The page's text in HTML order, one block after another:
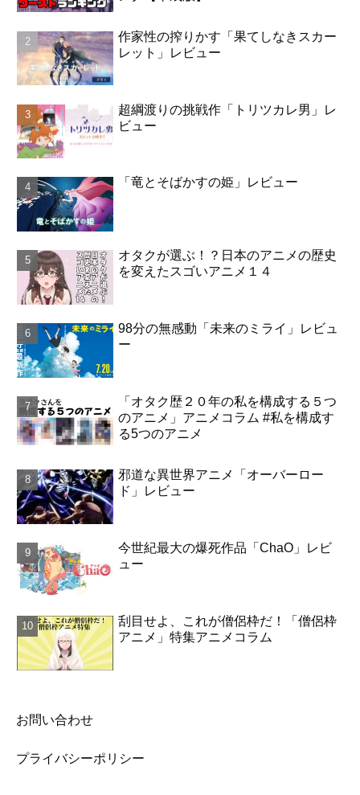
作家性の搾りかす「果てしなきスカー
レット」レビュー
超綱渡りの挑戦作「トリツカレ男」レ
ビュー
「竜とそばかすの姫」レビュー
オタクが選ぶ！？日本のアニメの歴史
を変えたスゴいアニメ１４
98分の無感動「未来のミライ」レビュ
ー
「オタク歴２０年の私を構成する５つ
のアニメ」アニメコラム #私を構成す
る5つのアニメ
邪道な異世界アニメ「オーバーロー
ド」レビュー
今世紀最大の爆死作品「ChaO」レビ
ュー
刮目せよ、これが僧侶枠だ！「僧侶枠
アニメ」特集アニメコラム
お問い合わせ
プライバシーポリシー